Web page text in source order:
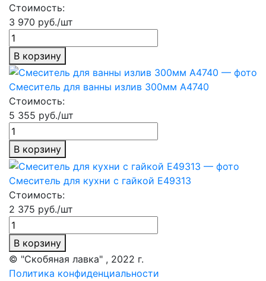
Стоимость:
3 970 руб./шт
В корзину
Смеситель для ванны излив 300мм А4740
Стоимость:
5 355 руб./шт
В корзину
Смеситель для кухни с гайкой E49313
Стоимость:
2 375 руб./шт
В корзину
© "Скобяная лавка" , 2022 г.
Политика конфиденциальности